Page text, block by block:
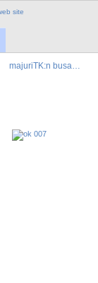
majuriTK:n busa…